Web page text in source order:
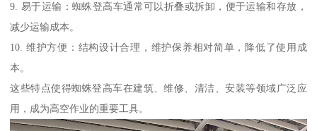
9. 易于运输：蜘蛛登高车通常可以折叠或拆卸，便于运输和存放，
减少运输成本。
10. 维护方便：结构设计合理，维护保养相对简单，降低了使用成
本。
这些特点使得蜘蛛登高车在建筑、维修、清洁、安装等领域广泛应
用，成为高空作业的重要工具。